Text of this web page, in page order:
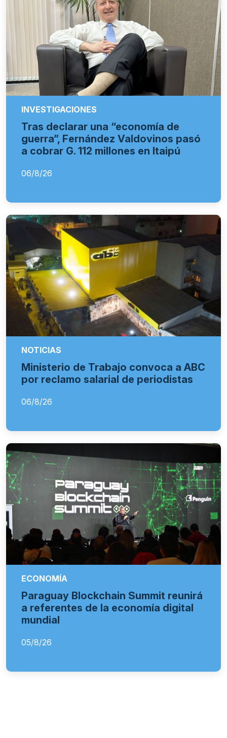
INVESTIGACIONES
Tras declarar una “economía de
guerra”, Fernández Valdovinos pasó
a cobrar G. 112 millones en Itaipú
06/8/26
NOTICIAS
Ministerio de Trabajo convoca a ABC
por reclamo salarial de periodistas
06/8/26
ECONOMÍA
Paraguay Blockchain Summit reunirá
a referentes de la economía digital
mundial
05/8/26